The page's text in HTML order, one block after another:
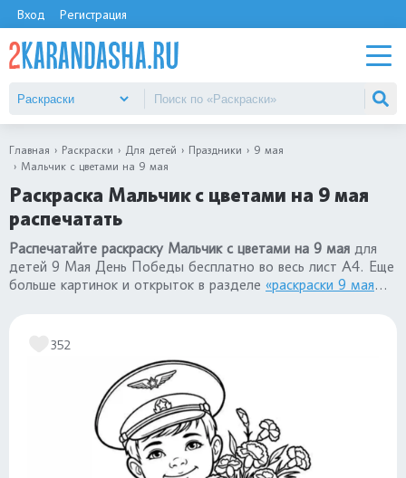
Вход Регистрация
Главная Раскраски Для детей Праздники
9 мая
Мальчик с цветами на 9 мая
Раскраска Мальчик с цветами на 9 мая
распечатать
Распечатайте раскраску Мальчик с цветами на 9 мая для
детей 9 Мая День Победы бесплатно во весь лист А4. Еще
больше картинок и открыток в разделе «раскраски 9 мая
352